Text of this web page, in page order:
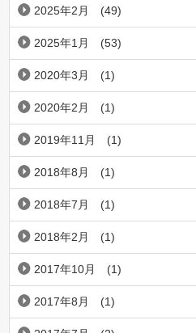
2025年2月 (49)
2025年1月 (53)
2020年3月 (1)
2020年2月 (1)
2019年11月 (1)
2018年8月 (1)
2018年7月 (1)
2018年2月 (1)
2017年10月 (1)
2017年8月 (1)